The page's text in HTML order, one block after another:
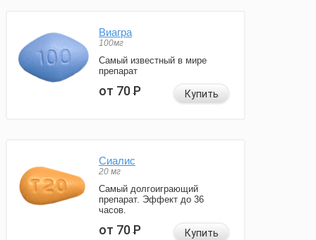
Виагра
100мг
Самый известный в мире
препарат
от 70Р Купить
Сиалис
20 мг
Самый долгоиграющий
препарат. Эффект до 36
часов.
от 70Р Купить